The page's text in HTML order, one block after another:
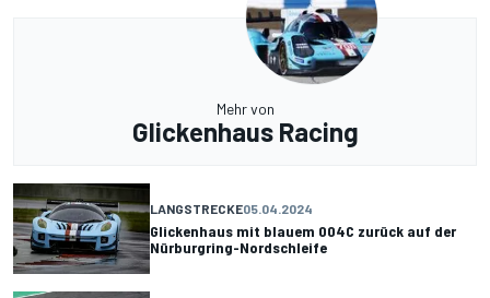
Mehr von
Glickenhaus Racing
LANGSTRECKE05.04.2024
Glickenhaus mit blauem 004C zurück auf der
Nürburgring-Nordschleife